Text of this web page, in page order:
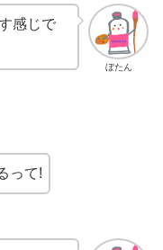
ぼたん
感じで
って!